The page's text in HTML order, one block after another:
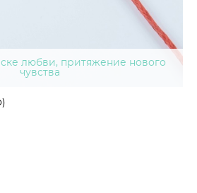
любви, притяжение нового
чувства